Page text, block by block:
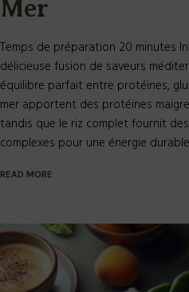
Temps de préparation 20 minutes
équilibre parfait entre protéines,
mer apportent des protéines
tandis que le riz complet fournit
complexes pour une énergie durable.
READ MORE